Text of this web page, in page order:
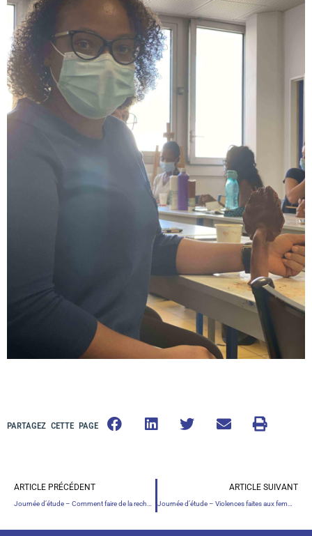
PARTAGEZ CETTE PAGE
ARTICLE PRÉCÉDENT
Journée d’étude – Comment faire de la recherche quand on est engagé sur le terrain que l’on étudie ? – 18 mai 2020
ARTICLE SUIVANT
Journée d’étude – Violences faites aux femmes – 26 novembre 2020